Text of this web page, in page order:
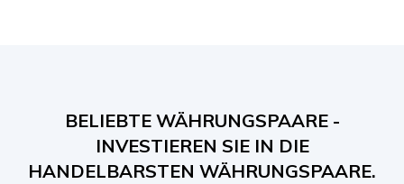
BELIEBTE WÄHRUNGSPAARE -
INVESTIEREN SIE IN DIE
HANDELBARSTEN WÄHRUNGSPAARE.